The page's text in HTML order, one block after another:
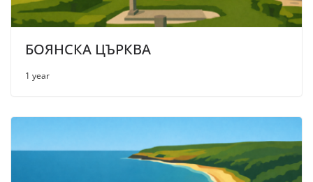
БОЯНСКА ЦЪРКВА
1 year